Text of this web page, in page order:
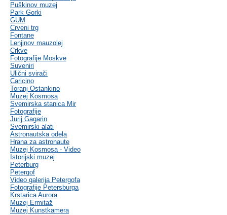
Puškinov muzej
Park Gorki
GUM
Crveni trg
Fontane
Lenjinov mauzolej
Crkve
Fotografije Moskve
Suveniri
Ulični svirači
Caricino
Toranj Ostankino
Muzej Kosmosa
Svemirska stanica Mir
Fotografije
Jurij Gagarin
Svemirski alati
Astronautska odela
Hrana za astronaute
Muzej Kosmosa - Video
Istorijski muzej
Peterburg
Petergof
Video galerija Petergofa
Fotografije Petersburga
Krstarica Aurora
Muzej Ermitaž
Muzej Kunstkamera